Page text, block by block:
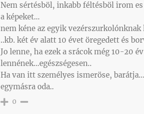
Nem sértésböl, inkabb féltésböl irom
a képeket…
nem kéne az egyik vezérszurkolónknak
..kb. két év alatt 10 évet öregedett és
Jo lenne, ha ezek a srácok még 10-20
lennének…egészségesen..
Ha van itt személyes ismeröse,
egymásra oda..
0